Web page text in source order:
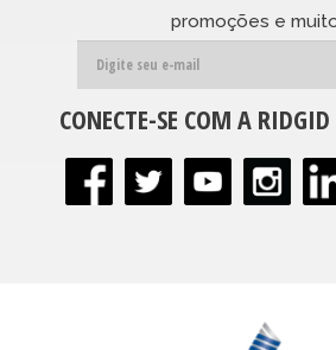
promoções e
CONECTE-SE COM A RIDGID